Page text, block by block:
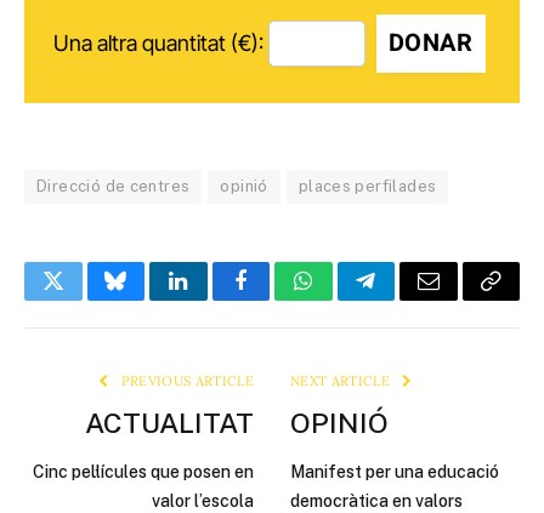
Una altra quantitat (€): DONAR
Direcció de centres opinió places perfilades
TwitterBlueskyLinkedInFacebookWhatsAppTelegramEmail Copy
PREVIOUS ARTICLE
ACTUALITAT
Cinc pel·lícules que posen en
valor l’escola
NEXT ARTICLE
OPINIÓ
Manifest per una educació
democràtica en valors